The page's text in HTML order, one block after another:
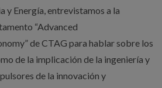
y Energía, entrevistamos a la
“Advanced
de CTAG para hablar sobre los
de la implicación de la ingeniería y
de la innovación y